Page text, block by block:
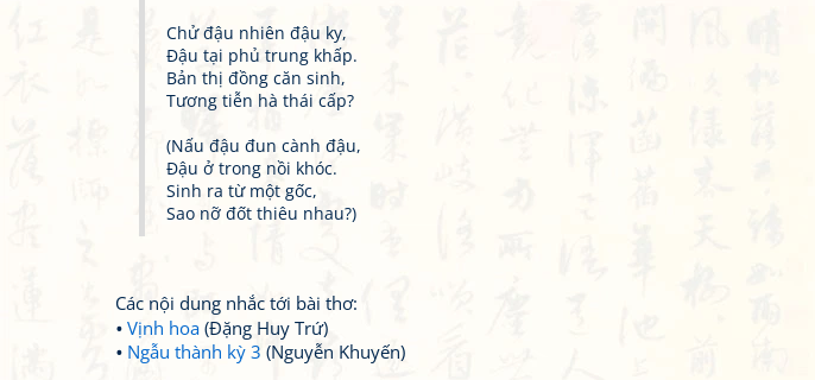
Chử đậu nhiên đậu ky,
Đậu tại phủ trung khấp.
Bản thị đồng căn sinh,
Tương tiễn hà thái cấp?
(Nấu đậu đun cành đậu,
Đậu ở trong nồi khóc.
Sinh ra từ một gốc,
Sao nỡ đốt thiêu nhau?)
Các nội dung nhắc tới bài thơ:
Vịnh hoa (Đặng Huy Trứ)
Ngẫu thành kỳ 3 (Nguyễn Khuyến)